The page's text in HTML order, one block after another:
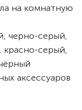
на комнатную
черно-серый,
серый,
аксессуаров